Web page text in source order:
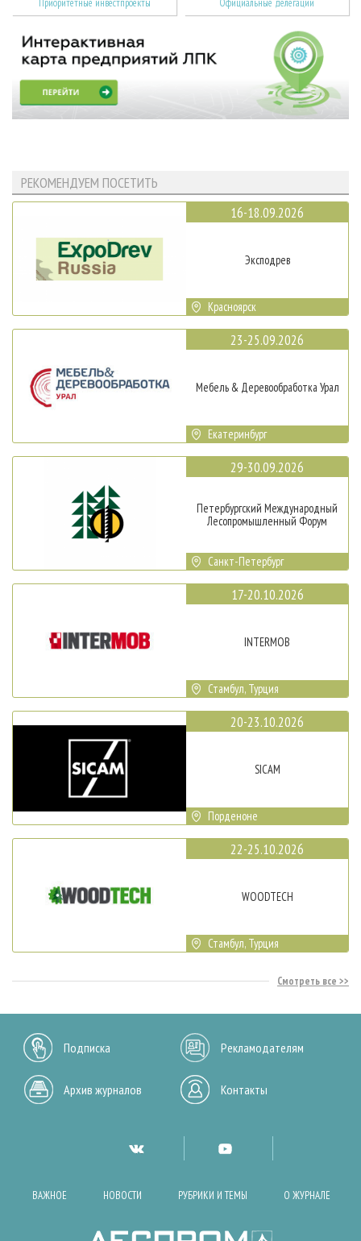
РЕКОМЕНДУЕМ ПОСЕТИТЬ
16-18.09.2026
Эксподрев
Красноярск
23-25.09.2026
Мебель & Деревообработка Урал
Екатеринбург
29-30.09.2026
Петербургский Международный
Лесопромышленный Форум
Санкт-Петербург
17-20.10.2026
INTERMOB
Стамбул, Турция
20-23.10.2026
SICAM
Порденоне
22-25.10.2026
WOODTECH
Стамбул, Турция
Смотреть все
Подписка Рекламодателям
Архив журналов Контакты
ВАЖНОЕ НОВОСТИ РУБРИКИ И ТЕМЫ О ЖУРНАЛЕ